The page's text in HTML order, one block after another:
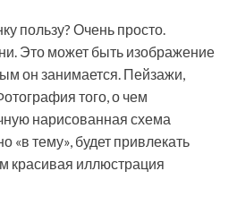
пользу? Очень просто.
Это может быть изображение
он занимается. Пейзажи,
того, о чем
нарисованная схема
«в тему», будет привлекать
красивая иллюстрация